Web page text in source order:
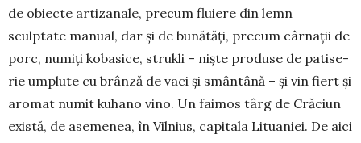
de obiecte ar­tizanale, precum fluiere din lemn
sculptate manual, dar și de bunătăți, precum cârnații de
porc, nu­miți kobasice, strukli – niște produse de patise­
rie umplute cu brânză de vaci și smântână – și vin fiert și
aromat numit kuhano vino. Un fai­mos târg de Crăciun
există, de asemenea, în Vilnius, capitala Lituaniei. De aici